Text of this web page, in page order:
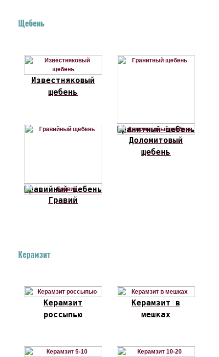
Щебень
Известняковый
щебень
Гранитный щебень
Гравийный щебень
Доломитовый
щебень
Гравий
Керамзит
Керамзит
россыпью
Керамзит в
мешках